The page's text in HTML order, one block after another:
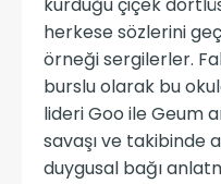
herkese sözlerini
örneği sergilerler.
burslu olarak bu
lideri Goo ile Geum
savaşı ve takibinde
duygusal bağı